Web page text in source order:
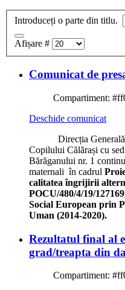
Introduceți o parte din titlu.
Afișare #
Comunicat de
Compartiment:
Deschide comunicat
Direcția Generală
Copilului Călărași cu
Bărăganului nr. 1
maternali în cadrul
calitatea îngrijirii
POCU/480/4/19/
Social European prin
Uman (2014-2020).
Rezultatul final al
grad/treapta din
Compartiment: